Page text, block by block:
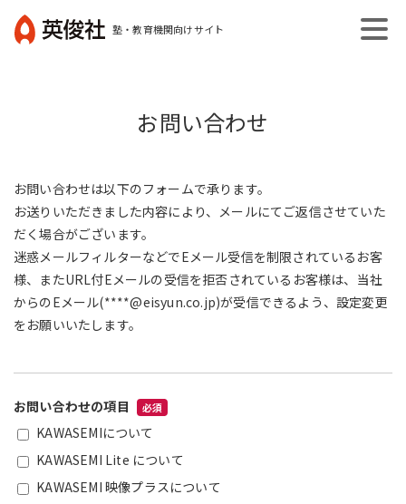
塾・教育機関向けサイト
お問い合わせ
お問い合わせは以下のフォームで承ります。
お送りいただきました内容により、メールにてご返信させていた
だく場合がございます。
迷惑メールフィルターなどでEメール受信を制限されているお客
様、またURL付Eメールの受信を拒否されているお客様は、当社
からのEメール(****@eisyun.co.jp)が受信できるよう、設定変更
をお願いいたします。
お問い合わせの項目 必須
KAWASEMIについて
KAWASEMI Lite について
KAWASEMI 映像プラスについて